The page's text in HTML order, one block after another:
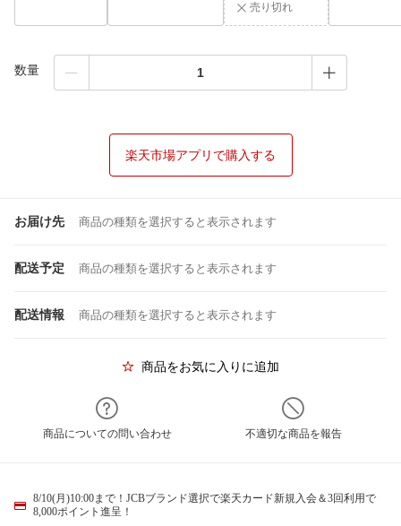
売り切れ
数量
楽天市場アプリで購入する
お届け先 商品の種類を選択すると表示されます
配送予定 商品の種類を選択すると表示されます
配送情報 商品の種類を選択すると表示されます
商品をお気に入りに追加
商品についての問い合わせ 不適切な商品を報告
8/10(月)10:00まで！JCBブランド選択で楽天カード新規入会＆3回利用で
8,000ポイント進呈！